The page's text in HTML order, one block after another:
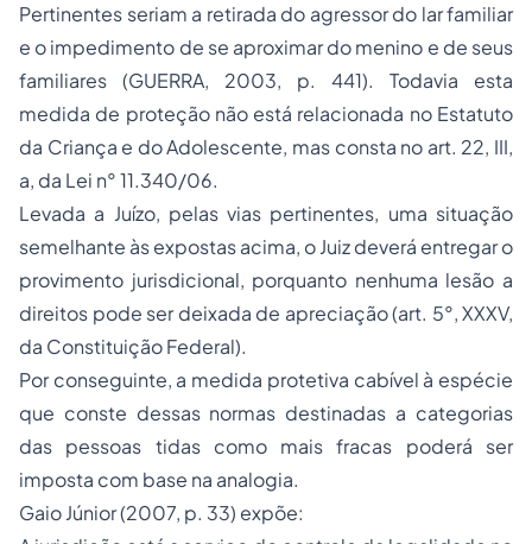
Pertinentes seriam a retirada do agressor do lar familiar
e o impedimento de se aproximar do menino e de seus
familiares (GUERRA, 2003, p. 441). Todavia esta
medida de proteção não está relacionada no Estatuto
da Criança e do Adolescente, mas consta no art. 22, III,
a, da Lei n° 11.340/06.
Levada a Juízo, pelas vias pertinentes, uma situação
semelhante às expostas acima, o Juiz deverá entregar o
provimento jurisdicional, porquanto nenhuma lesão a
direitos pode ser deixada de apreciação (art. 5°, XXXV,
da Constituição Federal).
Por conseguinte, a medida protetiva cabível à espécie
que conste dessas normas destinadas a categorias
das pessoas tidas como mais fracas poderá ser
imposta com base na analogia.
Gaio Júnior (2007, p. 33) expõe: